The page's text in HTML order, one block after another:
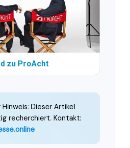
zu ProAcht
Dieser Artikel
recherchiert. Kontakt: